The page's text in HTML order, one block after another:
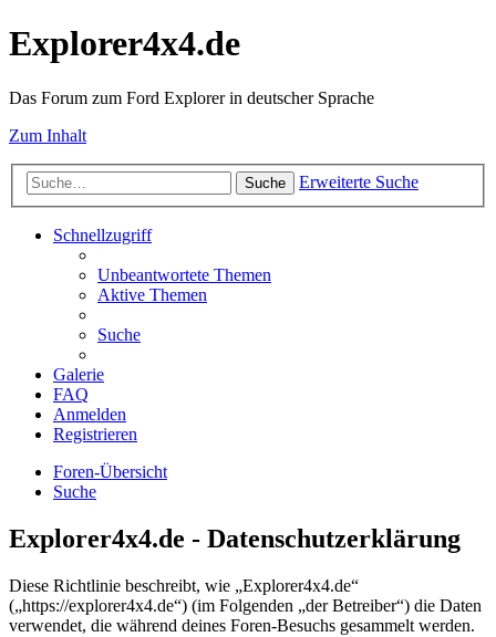
Explorer4x4.de
Das Forum zum Ford Explorer in deutscher Sprache
Zum Inhalt
Suche Erweiterte Suche
Schnellzugriff
Unbeantwortete Themen
Aktive Themen
Suche
Galerie
FAQ
Anmelden
Registrieren
Foren-Übersicht
Suche
Explorer4x4.de - Datenschutzerklärung
Diese Richtlinie beschreibt, wie „Explorer4x4.de“
(„https://explorer4x4.de“) (im Folgenden „der Betreiber“) die Daten
verwendet, die während deines Foren-Besuchs gesammelt werden.